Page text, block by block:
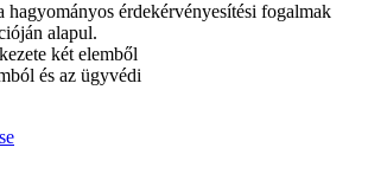
hagyományos érdekérvényesítési fogalmak
alapul.
két elemből
és az ügyvédi